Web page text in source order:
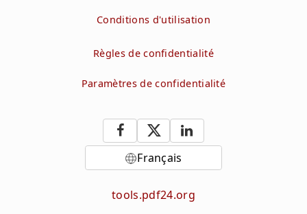
Conditions d'utilisation
Règles de confidentialité
Paramètres de confidentialité
Français
tools.pdf24.org